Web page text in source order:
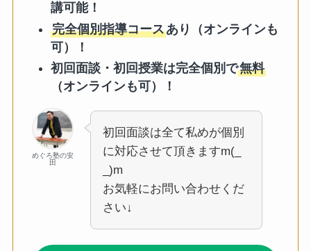
講可能！
完全個別指導コースあり（オンラインも
可）！
初回面談・初回授業は完全個別で無料
（オンラインも可）！
めぐろ塾の安
田
初回面談は全て私めが個別
に対応させて頂きますm(_
_)m
お気軽にお問い合わせくだ
さい↓